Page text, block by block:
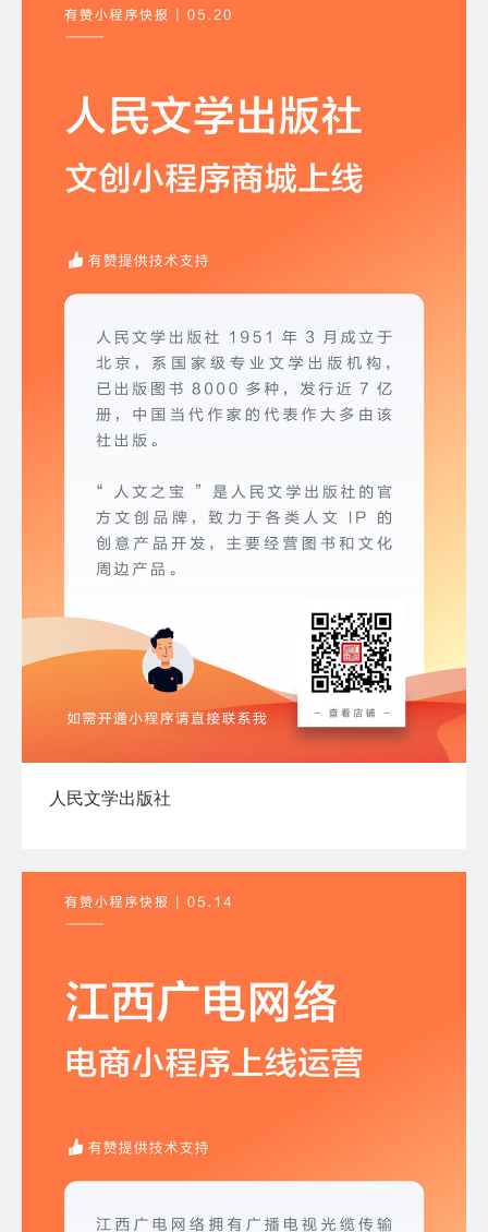
人民文学出版社